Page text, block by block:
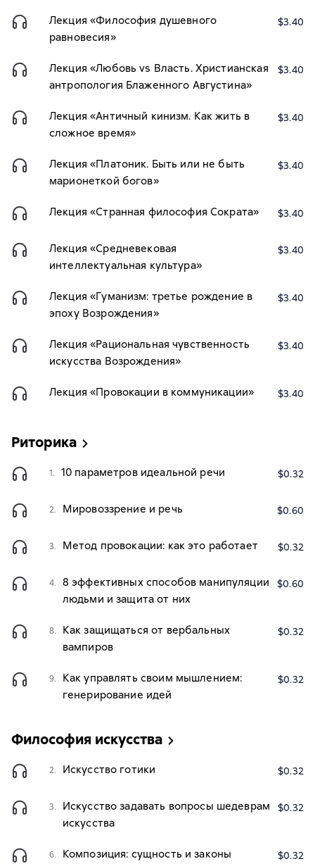
Лекция «Философия душевного
равновесия»
$3.40
Лекция «Любовь vs Власть. Христианская
антропология Блаженного Августина»
$3.40
Лекция «Античный кинизм. Как жить в
сложное время»
$3.40
Лекция «Платоник. Быть или не быть
марионеткой богов»
$3.40
Лекция «Странная философия Сократа» $3.40
Лекция «Средневековая
интеллектуальная культура»
$3.40
Лекция «Гуманизм: третье рождение в
эпоху Возрождения»
$3.40
Лекция «Рациональная чувственность
искусства Возрождения»
$3.40
Лекция «Провокации в коммуникации» $3.40
Риторика
1. 10 параметров идеальной речи $0.32
2. Мировоззрение и речь $0.60
3. Метод провокации: как это работает $0.32
4.
8 эффективных способов манипуляции
людьми и защита от них
$0.60
8.
Как защищаться от вербальных
вампиров
$0.32
9.
Как управлять своим мышлением:
генерирование идей
$0.32
Философия искусства
2. Искусство готики $0.32
3.
Искусство задавать вопросы шедеврам
искусства
$0.32
6. Композиция: сущность и законы $0.32